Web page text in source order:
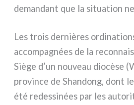
deman­dant que la situa­tion
Les trois der­niè­res
accom­pa­gnées de la
Siège d’un nou­veau dio­cè­se
pro­vin­ce de Shandong, dont
été redes­si­nées par les